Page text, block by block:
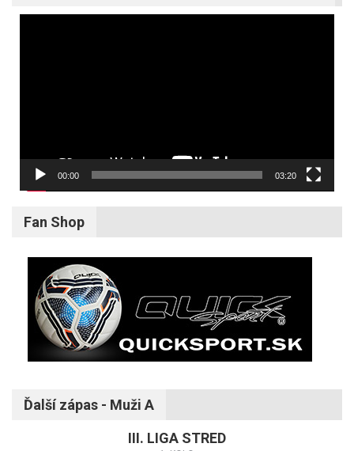
00:00 03:20
Fan Shop
Ďalší zápas - Muži A
III. LIGA STRED